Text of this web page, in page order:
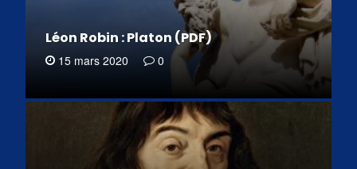
Léon Robin : Platon (PDF)
15 mars 2020 0